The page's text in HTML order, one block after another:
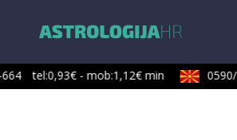
tel:0,93€ - mob:1,12€ min 0590/